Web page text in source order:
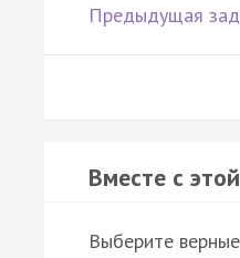
Предыдущая
Вместе с
Выберите